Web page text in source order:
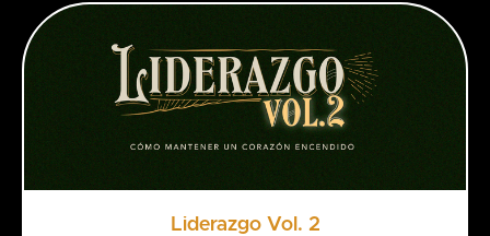
Liderazgo Vol. 2